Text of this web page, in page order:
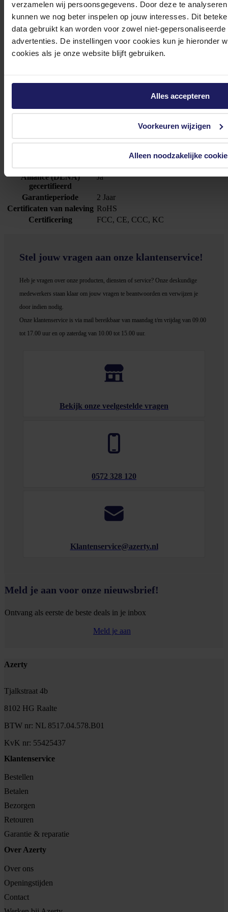
verzamelen wij persoonsgegevens. Door deze te
kunnen we nog beter inspelen op jouw interesses. Dit
data gebruikt kan worden voor zowel niet-
advertenties. De instellingen voor cookies kun je hieronder
cookies als je onze website blijft gebruiken.
Alles accepteren
Voorkeuren wijzigen
Alleen noodzakelijke
Duurzaamheid
Naleving van
duurzaamheid
Bedrijfstemperatuur (T-
bedrijf (V-V)
5 - 95 procent
Overige specificaties
Digital Living Network
Alliance (DLNA)
gecertifieerd
Ja
Garantieperiode
2 Jaar
Certificaten van naleving RoHS
Certificering
FCC, CE, CCC, KC
Stel jouw vragen aan onze klantenservice!
Heb je vragen over onze producten, diensten of service? Onze deskundige
medewerkers staan klaar om jouw vragen te beantwoorden en verwijzen je
door indien nodig.
Onze klantenservice is via mail bereikbaar van maandag t/m vrijdag van 09.00
tot 17.00 uur en op zaterdag van 10.00 tot 15.00 uur.
Bekijk onze veelgestelde vragen
0572 328 120
Klantenservice@azerty.nl
Meld je aan voor onze nieuwsbrief!
Ontvang als eerste de beste deals in je inbox
Meld je aan
Footer
Azerty
Tjalkstraat 4b
8102 HG Raalte
BTW nr: NL 8517.04.578.B01
KvK nr: 55425437
Klantenservice
Bestellen
Betalen
Bezorgen
Retouren
Garantie & reparatie
Over Azerty
Over ons
Openingstijden
Contact